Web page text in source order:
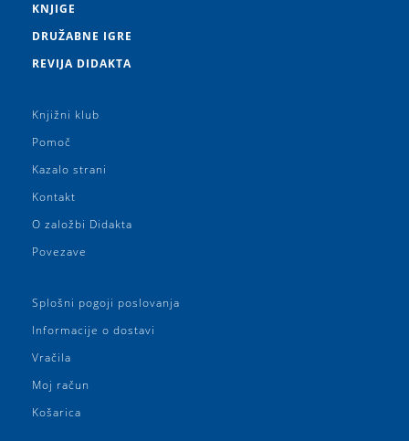
KNJIGE
DRUŽABNE IGRE
REVIJA DIDAKTA
Knjižni klub
Pomoč
Kazalo strani
Kontakt
O založbi Didakta
Povezave
Splošni pogoji poslovanja
Informacije o dostavi
Vračila
Moj račun
Košarica